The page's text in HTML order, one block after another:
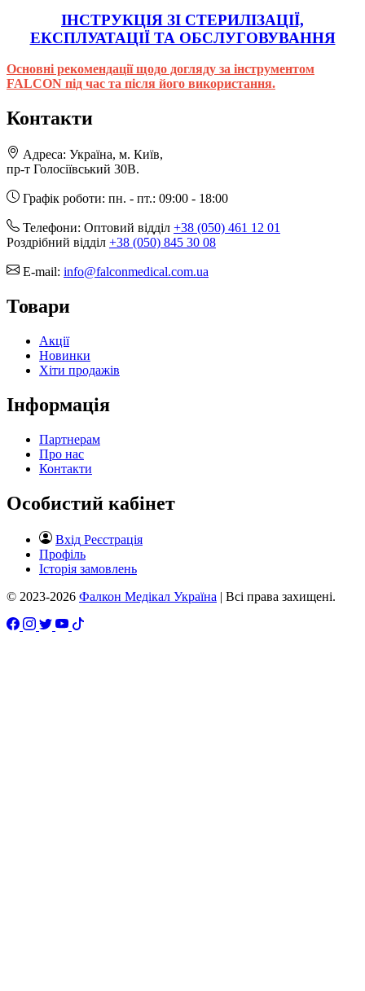
ІНСТРУКЦІЯ ЗІ СТЕРИЛІЗАЦІЇ,
ЕКСПЛУАТАЦІЇ ТА ОБСЛУГОВУВАННЯ
Основні рекомендації щодо догляду за інструментом
FALCON під час та після його використання.
Контакти
Адреса: Україна, м. Київ,
пр-т Голосіївський 30В.
Графік роботи: пн. - пт.: 09:00 - 18:00
Телефони: Оптовий відділ +38 (050) 461 12 01
Роздрібний відділ +38 (050) 845 30 08
E-mail: info@falconmedical.com.ua
Товари
Акції
Новинки
Хіти продажів
Інформація
Партнерам
Про нас
Контакти
Особистий кабінет
Вхід Реєстрація
Профіль
Історія замовлень
© 2023-2026 Фалкон Медікал Україна | Всі права захищені.